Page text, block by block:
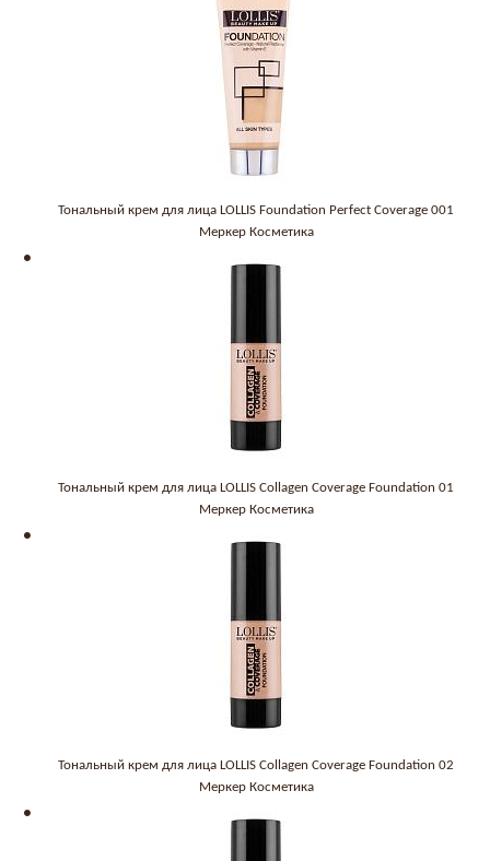
Тональный крем для лица LOLLIS Foundation Perfect Coverage 001
Меркер Косметика
Тональный крем для лица LOLLIS Collagen Coverage Foundation 01
Меркер Косметика
Тональный крем для лица LOLLIS Collagen Coverage Foundation 02
Меркер Косметика